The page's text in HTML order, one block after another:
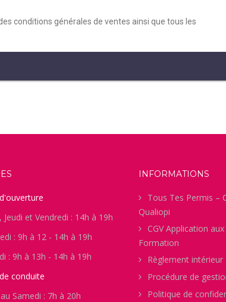
conditions générales de ventes ainsi que tous les
Jeudi et Vendredi : 14h à 19h
: 9h à 12 - 14h à 19h
: 9h à 13h - 14h à 19h
conduite
Samedi : 7h à 20h
INFORMATIONS
Tous Tes Permis –
Qualiopi
CGV Application
Formation
Règlement
Procédure de
Politique de